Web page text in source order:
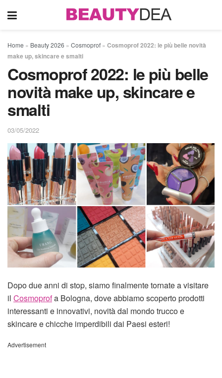
Home » Beauty 2026 » Cosmoprof » Cosmoprof 2022: le più belle novità
make up, skincare e smalti
Cosmoprof 2022: le più belle
novità make up, skincare e
smalti
03/05/2022
Dopo due anni di stop, siamo finalmente tornate a visitare
il Cosmoprofa Bologna, dove abbiamo scoperto prodotti
interessanti e innovativi, novità dal mondo trucco e
skincare e chicche imperdibili dai Paesi esteri!
Advertisement